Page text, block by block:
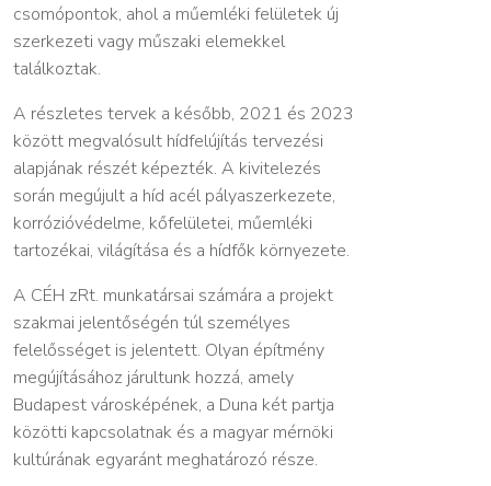
csomópontok, ahol a műemléki felületek új
szerkezeti vagy műszaki elemekkel
találkoztak.
A részletes tervek a később, 2021 és 2023
között megvalósult hídfelújítás tervezési
alapjának részét képezték. A kivitelezés
során megújult a híd acél pályaszerkezete,
korrózióvédelme, kőfelületei, műemléki
tartozékai, világítása és a hídfők környezete.
A CÉH zRt. munkatársai számára a projekt
szakmai jelentőségén túl személyes
felelősséget is jelentett. Olyan építmény
megújításához járultunk hozzá, amely
Budapest városképének, a Duna két partja
közötti kapcsolatnak és a magyar mérnöki
kultúrának egyaránt meghatározó része.